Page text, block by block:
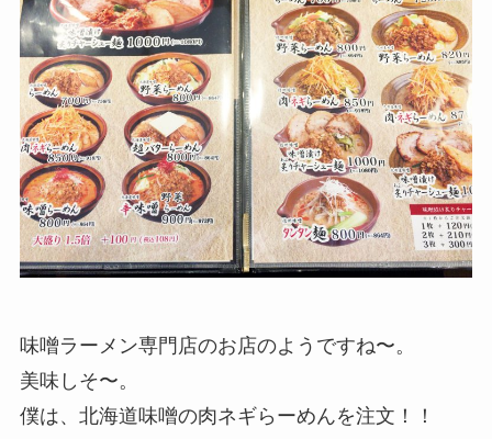
味噌ラーメン専門店のお店のようですね〜。
美味しそ〜。
僕は、北海道味噌の肉ネギらーめんを注文！！